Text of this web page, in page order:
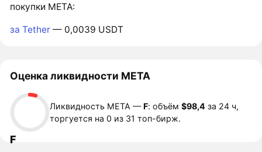
покупки META:
за Tether — 0,0039 USDT
Оценка ликвидности META
F
Ликвидность META —F: объём$98,4 за 24 ч,
торгуется на 0 из 31 топ-бирж.